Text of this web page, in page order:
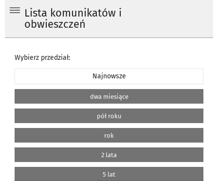
Lista komunikatów i
obwieszczeń
Wybierz przedział:
Najnowsze
dwa miesiące
pół roku
rok
2 lata
5 lat